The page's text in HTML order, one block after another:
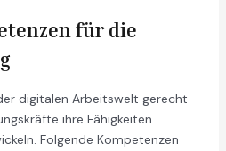
für die
digitalen Arbeitswelt gerecht
ihre Fähigkeiten
Folgende Kompetenzen